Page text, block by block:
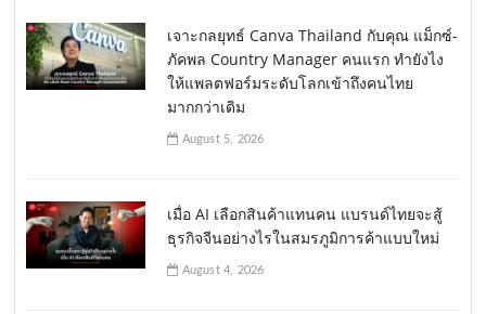
เจาะกลยุทธ์ Canva Thailand กับคุณ แม็กซ์-
ภัคพล Country Manager คนแรก ทำยังไง
ให้แพลตฟอร์มระดับโลกเข้าถึงคนไทย
มากกว่าเดิม
August 5, 2026
เมื่อ AI เลือกสินค้าแทนคน แบรนด์ไทยจะสู้
ธุรกิจจีนอย่างไรในสมรภูมิการค้าแบบใหม่
August 4, 2026